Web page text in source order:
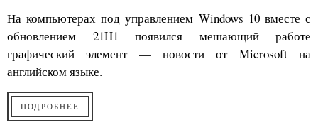
На компьютерах под управлением Windows 10 вместе с
обновлением 21H1 появился мешающий работе
графический элемент — новости от Microsoft на
английском языке.
ПОДРОБНЕЕ